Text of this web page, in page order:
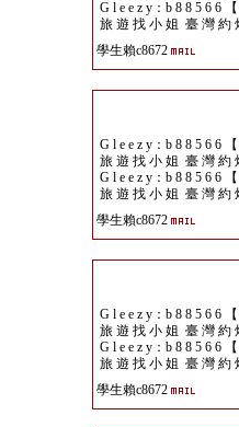
G l e e z y：b 8 8 5 6 6
旅 遊 找 小 姐 臺 灣 約
學生賴c8672
G l e e z y：b 8 8 5 6 6
旅 遊 找 小 姐 臺 灣 約
G l e e z y：b 8 8 5 6 6
旅 遊 找 小 姐 臺 灣 約
學生賴c8672
G l e e z y：b 8 8 5 6 6
旅 遊 找 小 姐 臺 灣 約
G l e e z y：b 8 8 5 6 6
旅 遊 找 小 姐 臺 灣 約
學生賴c8672